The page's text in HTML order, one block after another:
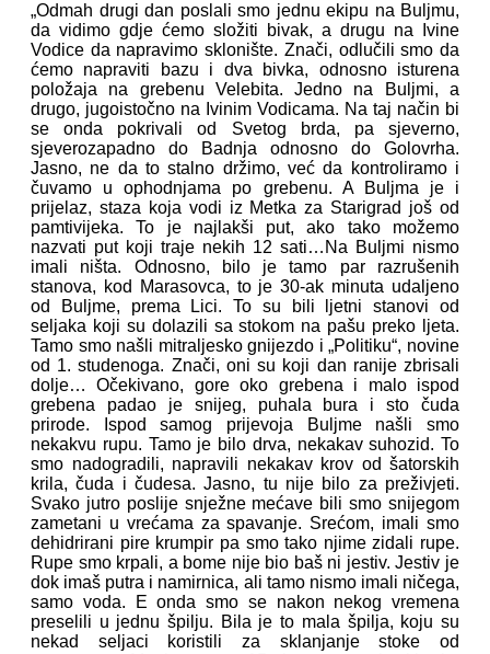
„Odmah drugi dan poslali smo jednu ekipu na Buljmu,
da vidimo gdje ćemo složiti bivak, a drugu na Ivine
Vodice da napravimo sklonište. Znači, odlučili smo da
ćemo napraviti bazu i dva bivka, odnosno isturena
položaja na grebenu Velebita. Jedno na Buljmi, a
drugo, jugoistočno na Ivinim Vodicama. Na taj način bi
se onda pokrivali od Svetog brda, pa sjeverno,
sjeverozapadno do Badnja odnosno do Golovrha.
Jasno, ne da to stalno držimo, već da kontroliramo i
čuvamo u ophodnjama po grebenu. A Buljma je i
prijelaz, staza koja vodi iz Metka za Starigrad još od
pamtivijeka. To je najlakši put, ako tako možemo
nazvati put koji traje nekih 12 sati…Na Buljmi nismo
imali ništa. Odnosno, bilo je tamo par razrušenih
stanova, kod Marasovca, to je 30-ak minuta udaljeno
od Buljme, prema Lici. To su bili ljetni stanovi od
seljaka koji su dolazili sa stokom na pašu preko ljeta.
Tamo smo našli mitraljesko gnijezdo i „Politiku“, novine
od 1. studenoga. Znači, oni su koji dan ranije zbrisali
dolje… Očekivano, gore oko grebena i malo ispod
grebena padao je snijeg, puhala bura i sto čuda
prirode. Ispod samog prijevoja Buljme našli smo
nekakvu rupu. Tamo je bilo drva, nekakav suhozid. To
smo nadogradili, napravili nekakav krov od šatorskih
krila, čuda i čudesa. Jasno, tu nije bilo za preživjeti.
Svako jutro poslije snježne mećave bili smo snijegom
zametani u vrećama za spavanje. Srećom, imali smo
dehidrirani pire krumpir pa smo tako njime zidali rupe.
Rupe smo krpali, a bome nije bio baš ni jestiv. Jestiv je
dok imaš putra i namirnica, ali tamo nismo imali ničega,
samo voda. E onda smo se nakon nekog vremena
preselili u jednu špilju. Bila je to mala špilja, koju su
nekad seljaci koristili za sklanjanje stoke od